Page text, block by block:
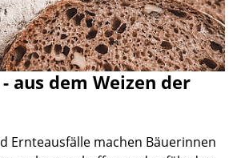
aus dem Weizen der
Ernteausfälle machen Bäuerinnen